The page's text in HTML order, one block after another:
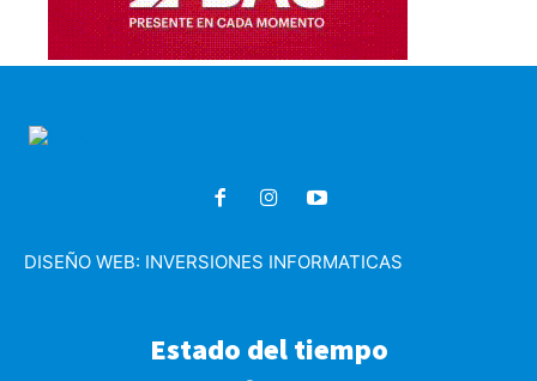
DISEÑO WEB: INVERSIONES INFORMATICAS
Estado del tiempo